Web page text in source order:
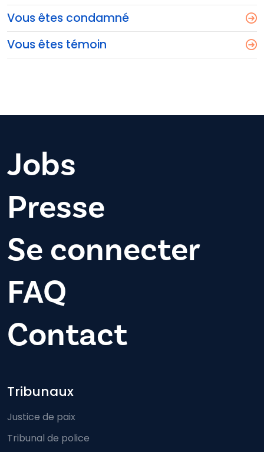
Vous êtes condamné
Vous êtes témoin
Jobs
Presse
Se connecter
FAQ
Contact
Footer-menu
Tribunaux
Justice de paix
Tribunal de police